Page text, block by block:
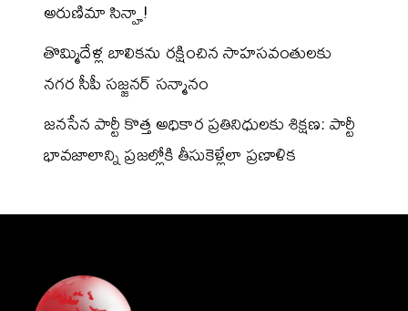
అరుణిమా సిన్హా!
తొమ్మిదేళ్ల బాలికను రక్షించిన సాహసవంతులకు
నగర సీపీ సజ్జనర్ సన్మానం
జనసేన పార్టీ కొత్త అధికార ప్రతినిధులకు శిక్షణ: పార్టీ
భావజాలాన్ని ప్రజల్లోకి తీసుకెళ్లేలా ప్రణాళిక